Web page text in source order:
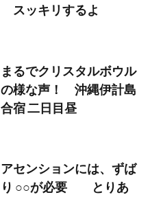
スッキリするよ
まるでクリスタルボウル
の様な声！ 沖縄伊計島
合宿 二日目昼
アセンションには、ずば
り ○○が必要 とりあ